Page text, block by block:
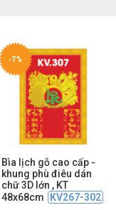
-7%
Bìa lịch gỗ cao cấp -
khung phù điêu dán
chữ 3D lớn , KT
48x68cm
KV267-302